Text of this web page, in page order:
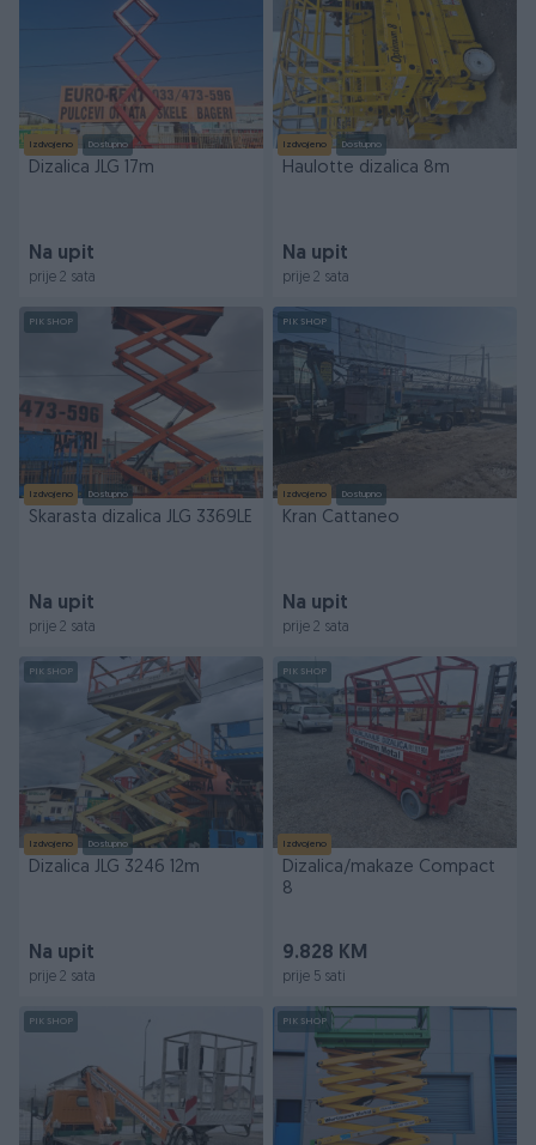
Izdvojeno Dostupno
Dizalica JLG 17m
Na upit
prije 2 sata
Izdvojeno Dostupno
Haulotte dizalica 8m
Na upit
prije 2 sata
PIK SHOP
Izdvojeno Dostupno
Skarasta dizalica JLG 3369LE
Na upit
prije 2 sata
PIK SHOP
Izdvojeno Dostupno
Kran Cattaneo
Na upit
prije 2 sata
PIK SHOP
Izdvojeno Dostupno
Dizalica JLG 3246 12m
Na upit
prije 2 sata
PIK SHOP
Izdvojeno
Dizalica/makaze Compact
8
9.828 KM
prije 5 sati
PIK SHOP PIK SHOP